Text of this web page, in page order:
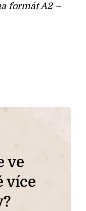
formát A2 –
ve
více